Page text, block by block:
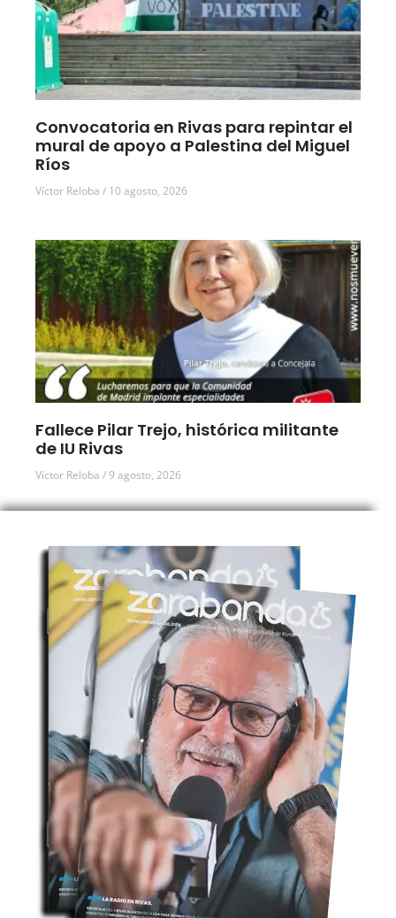
Convocatoria en Rivas para repintar el
mural de apoyo a Palestina del Miguel
Ríos
Víctor Reloba 10 agosto, 2026
Fallece Pilar Trejo, histórica militante
de IU Rivas
Víctor Reloba 9 agosto, 2026